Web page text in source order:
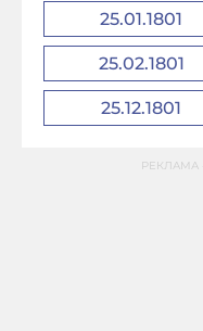
25.01.1801
25.02.1801
25.12.1801